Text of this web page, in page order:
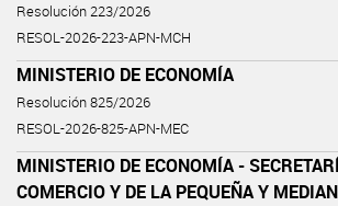
Resolución 223/2026
RESOL-2026-223-APN-MCH
MINISTERIO DE ECONOMÍA
Resolución 825/2026
RESOL-2026-825-APN-MEC
MINISTERIO DE ECONOMÍA -
COMERCIO Y DE LA PEQUEÑA Y